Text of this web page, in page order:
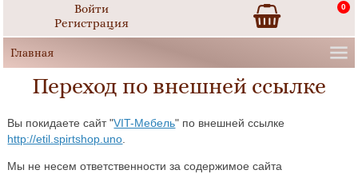
Войти
Регистрация
0
Переход по внешней ссылке
Вы покидаете сайт "VIT-Мебель" по внешней ссылке
http://etil.spirtshop.uno
Мы не несем ответственности за содержимое сайта